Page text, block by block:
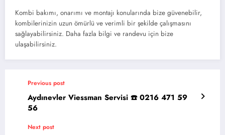
Kombi bakımı, onarımı ve montajı konularında bize güvenebilir,
kombilerinizin uzun ömürlü ve verimli bir şekilde çalışmasını
sağlayabilirsiniz. Daha fazla bilgi ve randevu için bize
ulaşabilirsiniz.
Previous post
Aydınevler Viessman Servisi ☎️ 0216 471 59
56
Next post